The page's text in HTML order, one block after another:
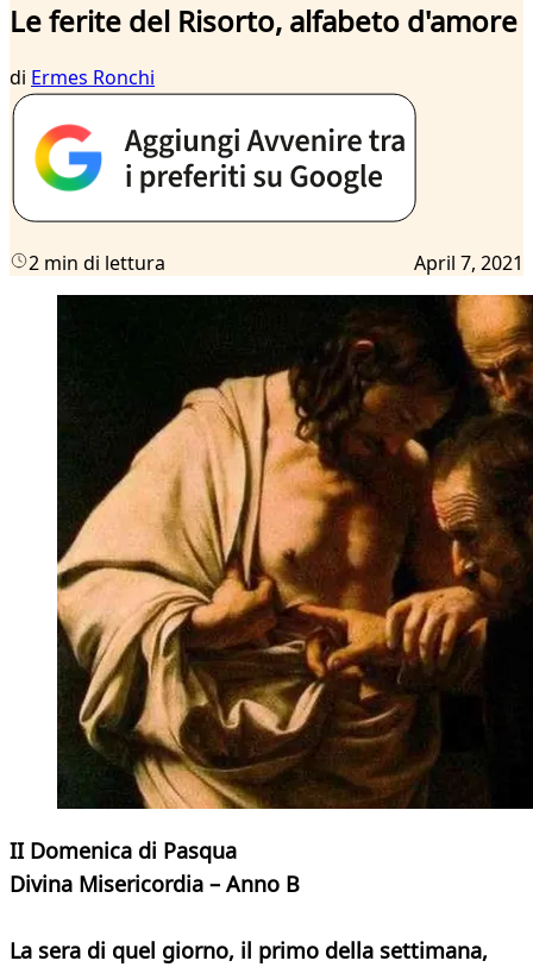
Le ferite del Risorto, alfabeto d'amore
di Ermes Ronchi
2 min di lettura April 7, 2021
II Domenica di Pasqua
Divina Misericordia – Anno B
La sera di quel giorno, il primo della settimana,